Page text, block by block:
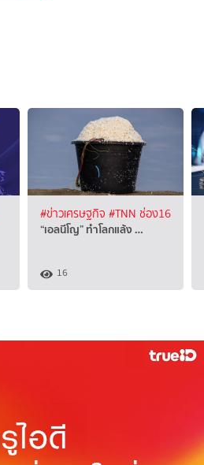
#ข่าวเศรษฐกิจ #TNN ช่อง16
“เอลนีโญ” ทำโลกแล้ง …
16